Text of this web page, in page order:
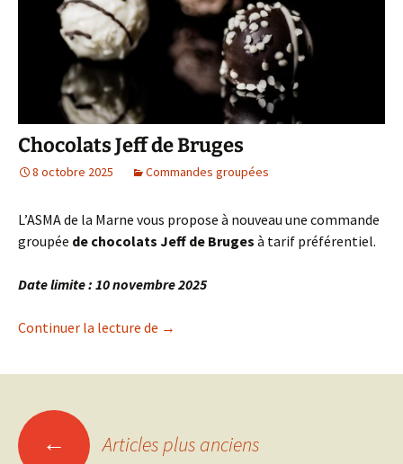
Chocolats Jeff de Bruges
8 octobre 2025 Commandes groupées
L’ASMA de la Marne vous propose à nouveau une commande
groupée de chocolats Jeff de Bruges à tarif préférentiel.
Date limite : 10 novembre 2025
Continuer la lecture de Chocolats Jeff de Bruges
→
Navigation
← Articles plus anciens